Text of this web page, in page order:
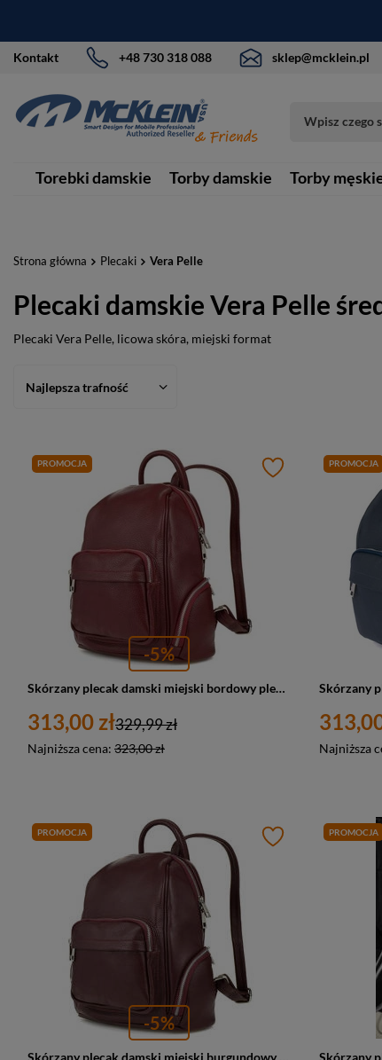
Kontakt +48 730 318 088 sklep@mcklein.pl
Torebki damskie Torby damskie Torby
Strona główna Plecaki Vera Pelle
Plecaki damskie Vera Pelle
Plecaki Vera Pelle, licowa skóra, miejski format
Najlepsza trafność
PROMOCJA
-5%
Skórzany plecak damski miejski bordowy plecaczek - Vera Pelle U21
313,00 zł
Najniższa cena: 323,00 zł
329,99 zł
PROMOCJA
Najniższa
PROMOCJA
-5%
Skórzany plecak damski miejski burgundowy plecaczek Vera Pelle U21
PROMOCJA